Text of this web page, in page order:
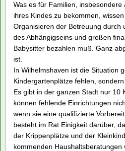
Was es für Familien,
ihres Kindes zu bekommen,
Organisieren der Betreuung durch
des Abhängigseins und großen
Babysitter bezahlen muß. Ganz
ist.
In Wilhelmshaven ist die Situation
Kindergartenplätze fehlen,
Es gibt in der ganzen Stadt nur 10
können fehlende Einrichtungen
wenn sie eine qualifizierte
besteht im Rat Einigkeit darüber,
der Krippenplätze und der
kommenden